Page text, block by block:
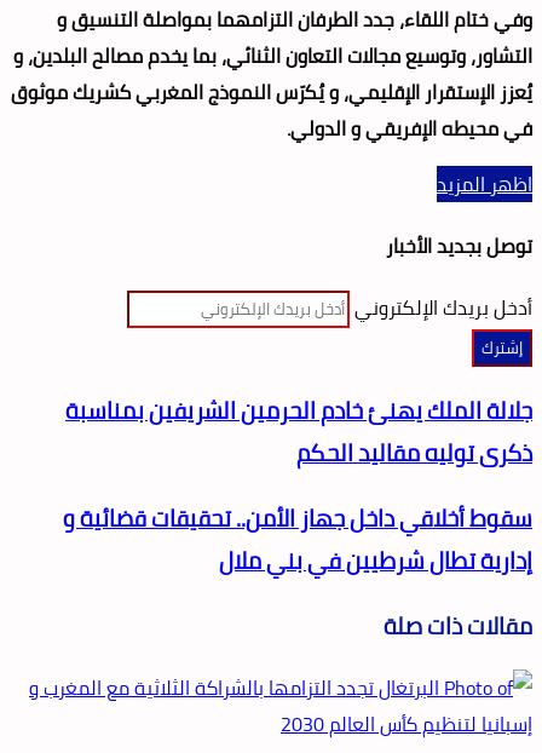
وفي ختام اللقاء، جدد الطرفان التزامهما بمواصلة التنسيق و
التشاور، وتوسيع مجالات التعاون الثنائي، بما يخدم مصالح البلدين، و
يُعزز الإستقرار الإقليمي، و يُكرّس النموذج المغربي كشريك موثوق
في محيطه الإفريقي و الدولي.
اظهر المزيد
توصل بجديد الأخبار
أدخل بريدك الإلكتروني
جلالة الملك يهنئ خادم الحرمين الشريفين بمناسبة
ذكرى توليه مقاليد الحكم
سقوط أخلاقي داخل جهاز الأمن.. تحقيقات قضائية و
إدارية تطال شرطيين في بني ملال
مقالات ذات صلة